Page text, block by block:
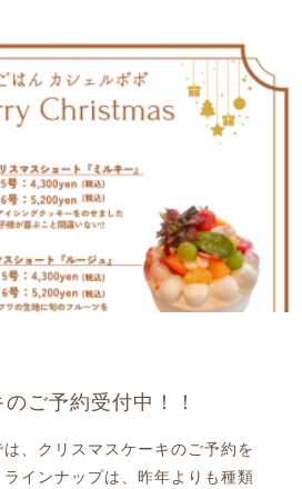
ご予約受付中！！
、クリスマスケーキのご予約を
インナップは、昨年よりも種類